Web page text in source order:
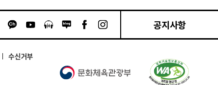
카카오톡 채널 이동
유튜브 이동
팟캐스트 이동
네이버블로그 이동
페이스북 이동
인스타그램 이동공지사항
수신거부